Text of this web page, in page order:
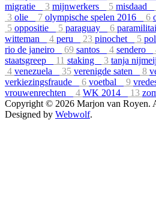
migratie
3 mijnwerkers 5 misdaad
3 olie 7 olympische spelen 2016 6
5 oppositie 5 paraguay 6
witteman
4 peru 23 pinochet 5
rio de janeiro
69 santos 4 sendero
staatsgreep
11 staking 3 tanja
4 venezuela 35 verenigde saten 8
verkiezingsfraude
6 voetbal 9
vrouwenrechten
4 WK 2014 13
Copyright © 2026 Marjon van Royen.
Designed by Webwolf.